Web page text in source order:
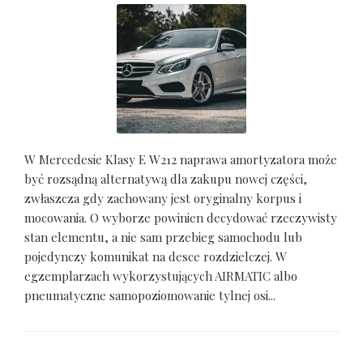
W Mercedesie Klasy E W212 naprawa amortyzatora może
być rozsądną alternatywą dla zakupu nowej części,
zwłaszcza gdy zachowany jest oryginalny korpus i
mocowania. O wyborze powinien decydować rzeczywisty
stan elementu, a nie sam przebieg samochodu lub
pojedynczy komunikat na desce rozdzielczej. W
egzemplarzach wykorzystujących AIRMATIC albo
pneumatyczne samopoziomowanie tylnej osi...